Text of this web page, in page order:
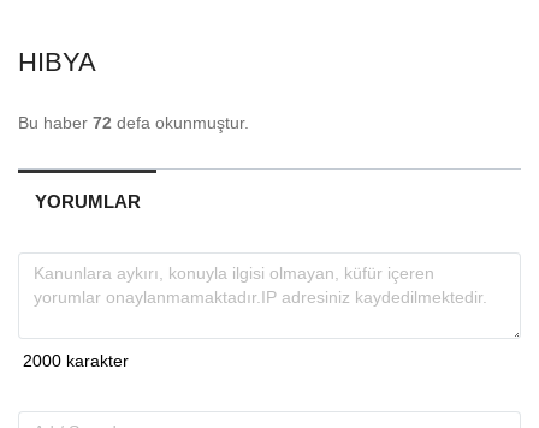
HIBYA
Bu haber 72 defa okunmuştur.
YORUMLAR